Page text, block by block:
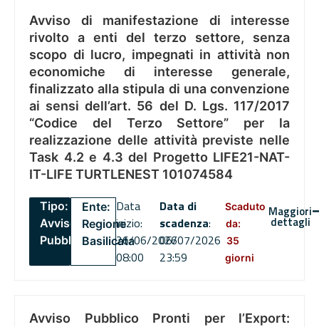
Avviso di manifestazione di interesse
rivolto a enti del terzo settore, senza
scopo di lucro, impegnati in attività non
economiche di interesse generale,
finalizzato alla stipula di una convenzione
ai sensi dell’art. 56 del D. Lgs. 117/2017
“Codice del Terzo Settore” per la
realizzazione delle attività previste nelle
Task 4.2 e 4.3 del Progetto LIFE21-NAT-
IT-LIFE TURTLENEST 101074584
Tipo:
Avviso
Pubblico
Ente:
Regione
Basilicata
Data
inizio:
26/06/2026
08:00
Data di
scadenza:
06/07/2026
23:59
Scaduto
da:
35
giorni
Maggiori
dettagli
Avviso Pubblico Pronti per l’Export: